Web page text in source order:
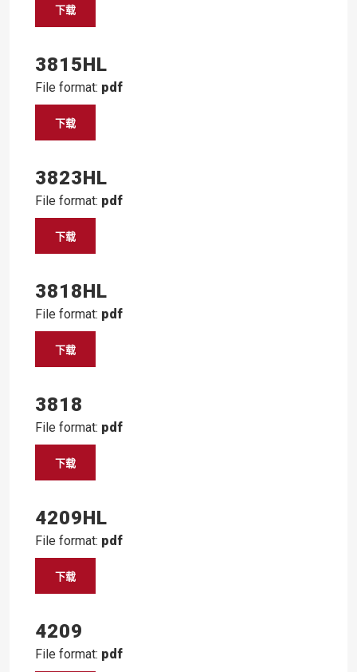
下载
3815HL
File format: pdf
下载
3823HL
File format: pdf
下载
3818HL
File format: pdf
下载
3818
File format: pdf
下载
4209HL
File format: pdf
下载
4209
File format: pdf